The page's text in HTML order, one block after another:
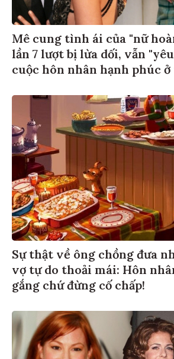
Mê cung tình ái của "nữ
lần 7 lượt bị lừa dối, vẫn
cuộc hôn nhân hạnh phúc ở
Sự thật về ông chồng đưa
vợ tự do thoải mái: Hôn
gắng chứ đừng cố chấp!